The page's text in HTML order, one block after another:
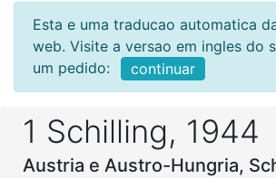
Esta e uma traducao automatica
web. Visite a versao em ingles do
um pedido:
continuar
1 Schilling, 1944
Austria e Austro-Hungria,